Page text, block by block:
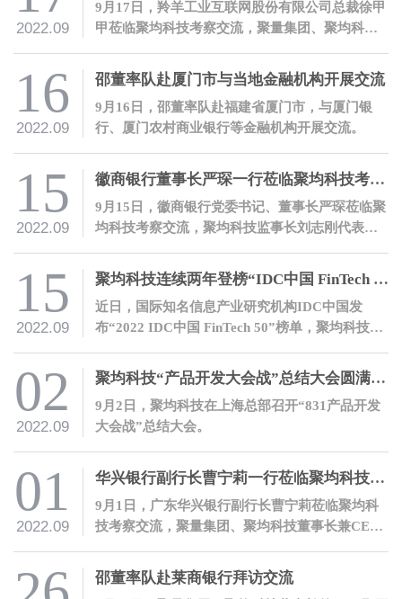
2022.09
9月17日，羚羊工业互联网股份有限公司总裁徐甲
甲莅临聚均科技考察交流，聚量集团、聚均科技
16
2022.09
邵董率队赴厦门市与当地金融机构开展交流
9月16日，邵董率队赴福建省厦门市，与厦门银
行、厦门农村商业银行等金融机构开展交流。
15
2022.09
徽商银行董事长严琛一行莅临聚均科技考察交流
9月15日，徽商银行党委书记、董事长严琛莅临聚
均科技考察交流，聚均科技监事长刘志刚代表公
15
2022.09
聚均科技连续两年登榜“IDC中国 FinTech 50”
近日，国际知名信息产业研究机构IDC中国发
布“2022 IDC中国 FinTech 50”榜单，聚均科技凭
榜。
02
2022.09
聚均科技“产品开发大会战”总结大会圆满召开
9月2日，聚均科技在上海总部召开“831产品开发
大会战”总结大会。
01
2022.09
华兴银行副行长曹宁莉一行莅临聚均科技考察交流
9月1日，广东华兴银行副行长曹宁莉莅临聚均科
技考察交流，聚量集团、聚均科技董事长兼CEO
邵董率队赴莱商银行拜访交流